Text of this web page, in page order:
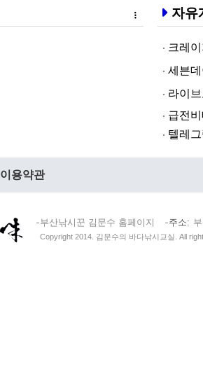
자유
크레이지
세븐데이
라­이브토­
급전비대면
텔레그램
이용약관
부산낚시꾼 김문수 홈페이지 주소
Copyright 2014. 김문수의 바다낚시교실. All